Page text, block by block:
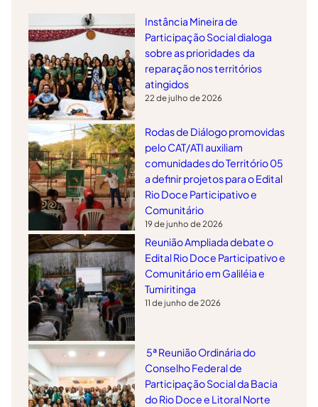
Instância Mineira de
Participação Social dialoga
sobre as prioridades da
reparação nos territórios
atingidos
22 de julho de 2026
Rodas de Diálogo promovidas
pelo CAT/ATI auxiliam
comunidades do Território 05
a definir projetos para o Edital
Rio Doce Participativo e
Comunitário
19 de junho de 2026
Reunião Ampliada debate o
Edital Rio Doce Participativo e
Comunitário em Galiléia e
Tumiritinga
11 de junho de 2026
5ª Reunião Ordinária do
Conselho Federal de
Participação Social da Bacia
do Rio Doce e Litoral Norte